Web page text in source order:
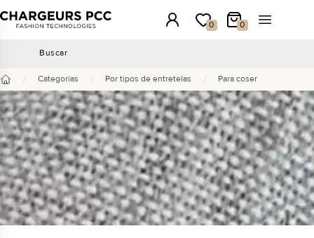
Chargeurs PCC Conexión
0
Mi lista de deseos
0
Mi carritoAbrir el
Buscar
Inicio
/ Categorías / Por tipos de entretelas / Para coser